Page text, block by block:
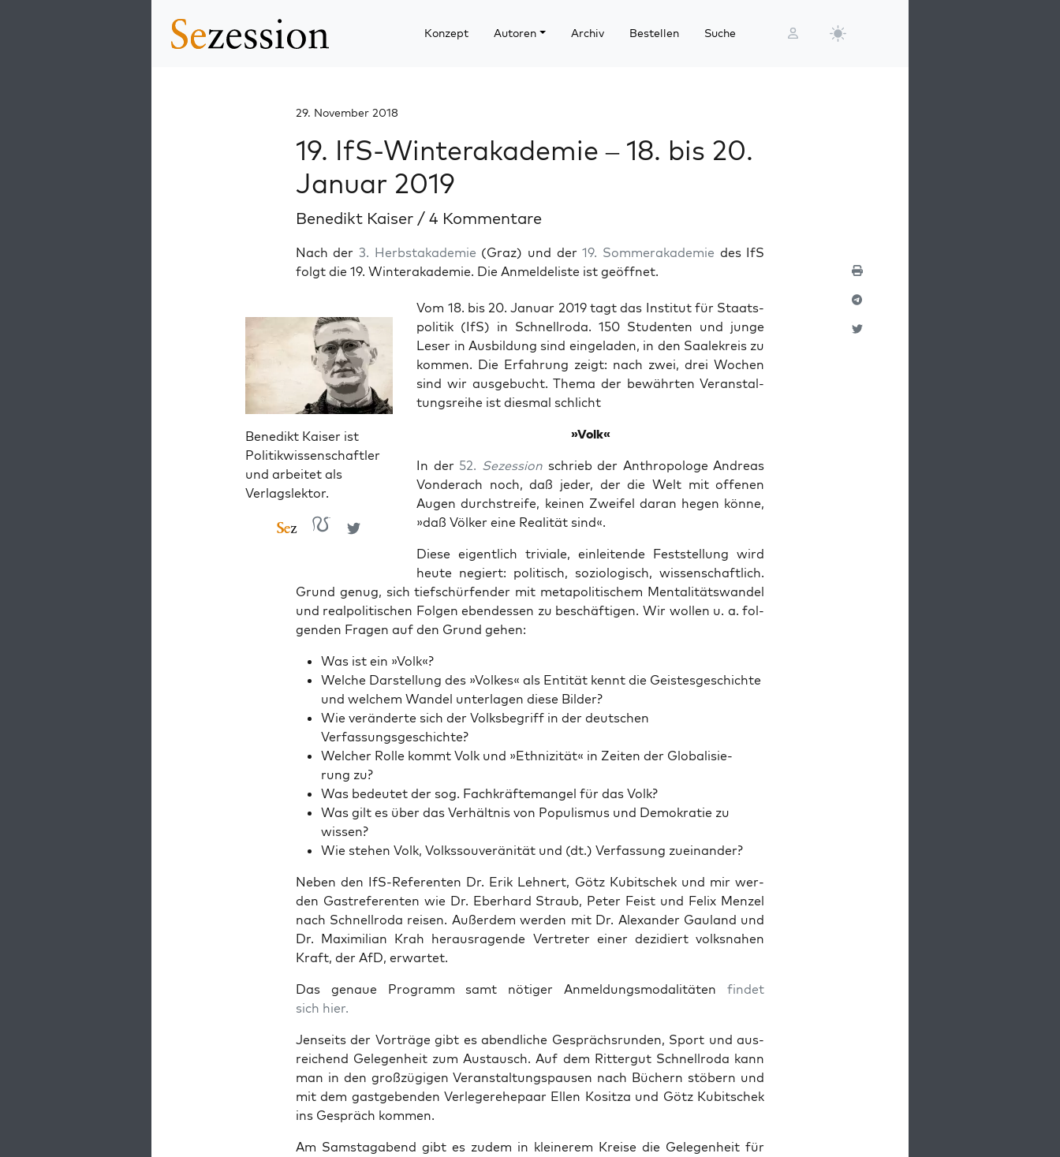
Konzept Autoren Archiv Bestellen Suche
29. November 2018
19. IfS-Winterakademie – 18. bis 20.
Januar 2019
Benedikt Kaiser / 4 Kommentare
Nach der 3. Herbstakademie (Graz) und der19. Sommerakademie des IfS
folgt die 19. Winterakademie. Die Anmeldeliste ist geöffnet.
Benedikt Kaiser ist
Politikwissenschaftler
und arbeitet als
Verlagslektor.
Vom 18. bis 20. Janu­ar 2019 tagt das Insti­tut für Staats­
po­li­tik (IfS) in Schnell­ro­da. 150 Stu­den­ten und jun­ge
Leser in Aus­bil­dung sind ein­ge­la­den, in den Saa­le­kreis zu
kom­men. Die Erfah­rung zeigt: nach zwei, drei Wochen
sind wir aus­ge­bucht. The­ma der bewähr­ten Ver­an­stal­
tungs­rei­he ist dies­mal schlicht
»Volk«
In der 52. Sezes­si­onschrieb der Anthro­po­lo­ge Andre­as
Von­der­ach noch, daß jeder, der die Welt mit offe­nen
Augen durch­strei­fe, kei­nen Zwei­fel dar­an hegen kön­ne,
»daß Völ­ker eine Rea­li­tät sind«.
Die­se eigent­lich tri­via­le, ein­lei­ten­de Fest­stel­lung wird
heu­te negiert: poli­tisch, sozio­lo­gisch, wis­sen­schaft­lich.
Grund genug, sich tief­schür­fen­der mit meta­po­li­ti­schem Men­ta­li­täts­wan­del
und real­po­li­ti­schen Fol­gen ebend­essen zu beschäf­ti­gen. Wir wol­len u. a. fol­
gen­den Fra­gen auf den Grund gehen:
Was ist ein »Volk«?
Wel­che Dar­stel­lung des »Vol­kes« als Enti­tät kennt die Geis­tes­ge­schich­te
und wel­chem Wan­del unter­la­gen die­se Bilder?
Wie ver­än­der­te sich der Volks­be­griff in der deut­schen
Verfassungsgeschichte?
Wel­cher Rol­le kommt Volk und »Eth­ni­zi­tät« in Zei­ten der Glo­ba­li­sie­
rung zu?
Was bedeu­tet der sog. Fach­kräf­te­man­gel für das Volk?
Was gilt es über das Ver­hält­nis von Popu­lis­mus und Demo­kra­tie zu
wissen?
Wie ste­hen Volk, Volks­sou­ve­rä­ni­tät und (dt.) Ver­fas­sung zueinander?
Neben den IfS-Refe­ren­ten Dr. Erik Leh­nert, Götz Kubit­schek und mir wer­
den Gast­re­fe­ren­ten wie Dr. Eber­hard Straub, Peter Feist und Felix Men­zel
nach Schnell­ro­da rei­sen. Außer­dem wer­den mit Dr. Alex­an­der Gau­land und
Dr. Maxi­mi­li­an Krah her­aus­ra­gen­de Ver­tre­ter einer dezi­diert volks­na­hen
Kraft, der AfD, erwartet.
Das genaue Pro­gramm samt nöti­ger Anmel­dungs­mo­da­li­tä­tenfin­det
sich hier.
Jen­seits der Vor­trä­ge gibt es abend­li­che Gesprächs­run­den, Sport und aus­
rei­chend Gele­gen­heit zum Aus­tausch. Auf dem Rit­ter­gut Schnell­ro­da kann
man in den groß­zü­gi­gen Ver­an­stal­tungs­pau­sen nach Büchern stö­bern und
mit dem gast­ge­ben­den Ver­le­ger­ehe­paar Ellen Kositza und Götz Kubit­schek
ins Gespräch kommen.
Am Sams­tag­abend gibt es zudem in klei­ne­rem Krei­se die Gele­gen­heit für